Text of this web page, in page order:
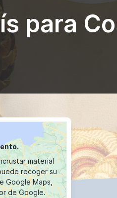
para
material
recoger su
Google Maps,
de Google.